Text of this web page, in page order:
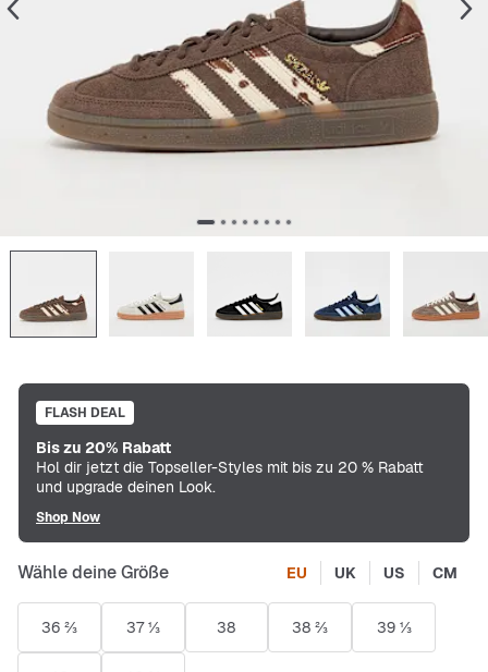
FLASH DEAL
Bis zu 20% Rabatt
Hol dir jetzt die Topseller-Styles mit bis zu 20 % Rabatt
und upgrade deinen Look.
Shop Now
Wähle deine Größe EU UK US CM
36 ⅔ 37 ⅓ 38 38 ⅔ 39 ⅓